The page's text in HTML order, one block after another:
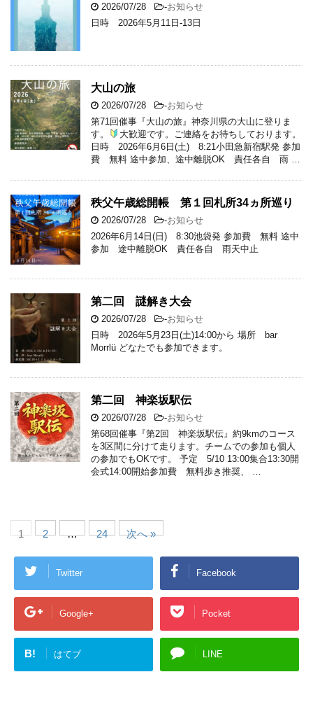
2026/07/28 -お知らせ
日時 2026年5月11日-13日
大山の旅
2026/07/28 -お知らせ
第71回催事『大山の旅』神奈川県の大山に登りま
す。
大歓迎です。ご連絡をお待ちしております。
日時 2026年6月6日(土) 8:21小田急新宿駅発 参加
費 無料 途中参加、途中離脱OK 責任各自 雨 …
秩父午歳総開帳 第１回札所34ヵ所巡り
2026/07/28 -お知らせ
2026年6月14日(日) 8:30池袋発 参加費 無料 途中
参加 途中離脱OK 責任各自 雨天中止
第二回 謎解き大会
2026/07/28 -お知らせ
日時 2026年5月23日(土)14:00から 場所 bar
Morrlü どなたでも参加できます。
第二回 神楽坂駅伝
2026/07/28 -お知らせ
第68回催事『第2回 神楽坂駅伝』約9kmのコース
を3区間に分けて走ります。チームでの参加も個人
の参加でもOKです。 予定 5/10 13:00集合13:30開
会式14:00開始参加費 無料歩き推奨、 …
1 2 … 24 次へ »
Twitter Facebook
Google+ Pocket
B! はてブ LINE